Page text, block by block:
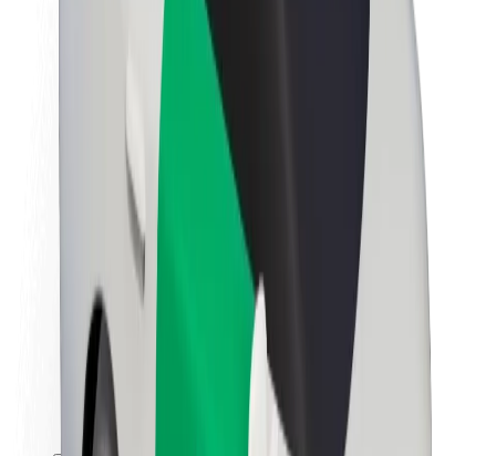
O platformi Bolt
Održivost uz Bolt
Projekt nula
Novosti
Smjernice za brend
Odnosi s investitorima
Vodstvo
Brend
Mediji
Urban Fund